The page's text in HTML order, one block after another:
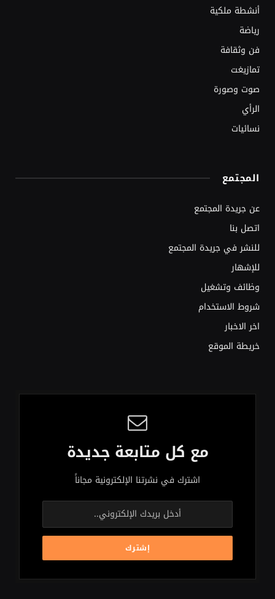
أنشطة ملكية
رياضة
فن وثقافة
تمازيغت
صوت وصورة
الرأي
نسائيات
المجتمع
عن جريدة المجتمع
اتصل بنا
للنشر في جريدة المجتمع
للإشهار
وظائف وتشغيل
شروط الاستخدام
اخر الاخبار
خريطة الموقع
مع كل متابعة جديدة
اشترك في نشرتنا الإلكترونية مجاناً